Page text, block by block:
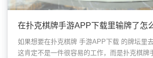
在扑克棋牌手游APP下载里输牌了怎
如果想要在扑克棋牌 手游APP下载 的牌坛里
这肯定不是一件很容易的工作，而是扑克棋牌